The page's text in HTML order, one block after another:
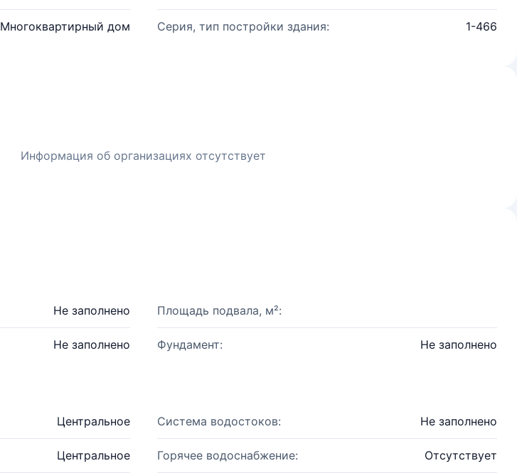
Многоквартирный дом Серия, тип постройки здания: 1-466
Информация об организациях отсутствует
Не заполнено Площадь подвала, м²:
Не заполнено Фундамент: Не заполнено
Центральное Система водостоков: Не заполнено
Центральное Горячее водоснабжение: Отсутствует